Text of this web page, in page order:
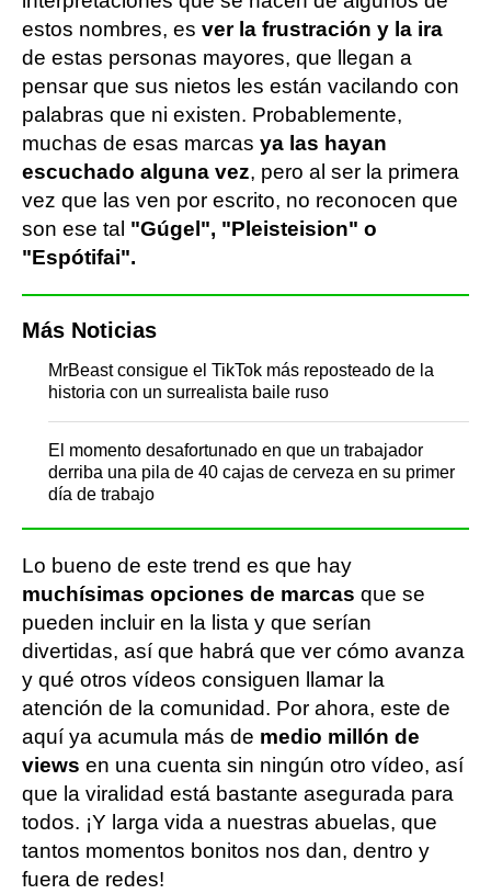
estos nombres, es ver la frustración y la ira
de estas personas mayores, que llegan a
pensar que sus nietos les están vacilando con
palabras que ni existen. Probablemente,
muchas de esas marcas ya las hayan
escuchado alguna vez, pero al ser la primera
vez que las ven por escrito, no reconocen que
son ese tal "Gúgel", "Pleisteision" o
"Espótifai".
Más Noticias
MrBeast consigue el TikTok más reposteado de la
historia con un surrealista baile ruso
El momento desafortunado en que un trabajador
derriba una pila de 40 cajas de cerveza en su primer
día de trabajo
Lo bueno de este trend es que hay
muchísimas opciones de marcas que se
pueden incluir en la lista y que serían
divertidas, así que habrá que ver cómo avanza
y qué otros vídeos consiguen llamar la
atención de la comunidad. Por ahora, este de
aquí ya acumula más de medio millón de
views en una cuenta sin ningún otro vídeo, así
que la viralidad está bastante asegurada para
todos. ¡Y larga vida a nuestras abuelas, que
tantos momentos bonitos nos dan, dentro y
fuera de redes!